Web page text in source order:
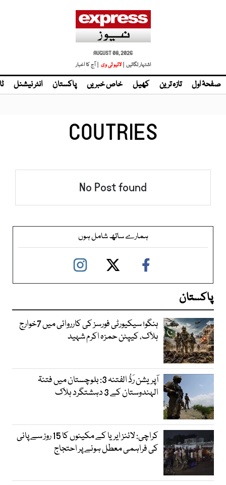
AUGUST 08, 2026
اشتہار لگائیں | لائیو ٹی وی | آج کا اخبار
صفحۂ اول تازہ ترین کھیل خاص خبریں پاکستان انٹر نیشنل
COUTRIES
No Post found
ہمارے ساتھ شامل ہوں
پاکستان
ہنگو؛ سیکیورٹی فورسز کی کارروائی میں 7خوارج
ہلاک، کیپٹن حمزہ اکرم شہید
آپریشن رَدُّ الفتنہ 3: بلوچستان میں فتنۃ
الہندوستان کے 3 دہشتگرد ہلاک
کراچی: لائنز ایریا کے مکینوں کا 15 روز سے پانی
کی فراہمی معطل ہونے پر احتجاج